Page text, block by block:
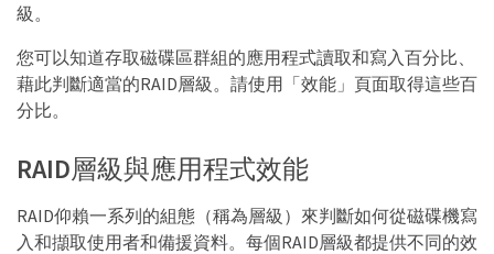
級。
您可以知道存取磁碟區群組的應用程式讀取和寫入百分比、
藉此判斷適當的RAID層級。請使用「效能」頁面取得這些百
分比。
RAID層級與應用程式效能
RAID仰賴一系列的組態（稱為層級）來判斷如何從磁碟機寫
入和擷取使用者和備援資料。每個RAID層級都提供不同的效